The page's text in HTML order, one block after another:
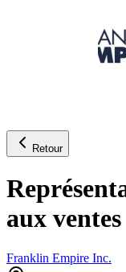
Retour
aux
Franklin Empire Inc.